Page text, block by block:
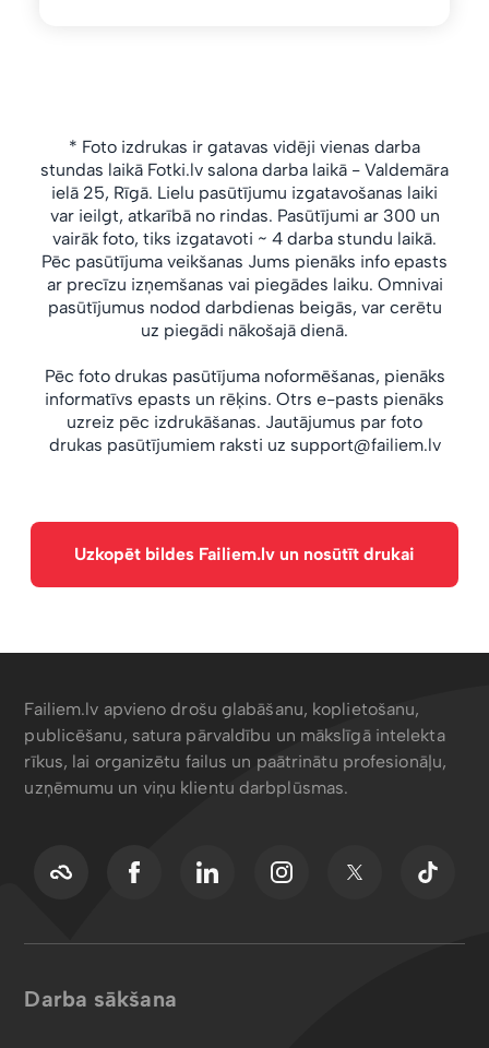
* Foto izdrukas ir gatavas vidēji vienas darba
stundas laikā Fotki.lv salona darba laikā - Valdemāra
ielā 25, Rīgā. Lielu pasūtījumu izgatavošanas laiki
var ieilgt, atkarībā no rindas. Pasūtījumi ar 300 un
vairāk foto, tiks izgatavoti ~ 4 darba stundu laikā.
Pēc pasūtījuma veikšanas Jums pienāks info epasts
ar precīzu izņemšanas vai piegādes laiku. Omnivai
pasūtījumus nodod darbdienas beigās, var cerētu
uz piegādi nākošajā dienā.
Pēc foto drukas pasūtījuma noformēšanas, pienāks
informatīvs epasts un rēķins. Otrs e-pasts pienāks
uzreiz pēc izdrukāšanas. Jautājumus par foto
drukas pasūtījumiem raksti uz support@failiem.lv
Uzkopēt bildes Failiem.lv un nosūtīt drukai
Failiem.lv apvieno drošu glabāšanu, koplietošanu,
publicēšanu, satura pārvaldību un mākslīgā intelekta
rīkus, lai organizētu failus un paātrinātu profesionāļu,
uzņēmumu un viņu klientu darbplūsmas.
Darba sākšana